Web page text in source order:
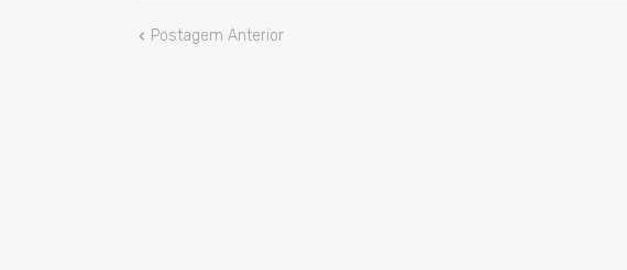
Postagem Anterior